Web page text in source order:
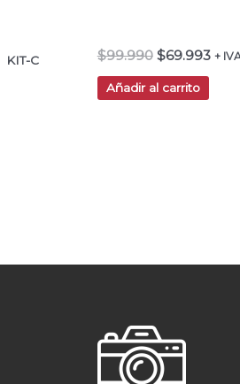
KIT-C $99.990 $69.993 +
Añadir al carrito